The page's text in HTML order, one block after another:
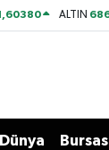
ALTIN
Dünya